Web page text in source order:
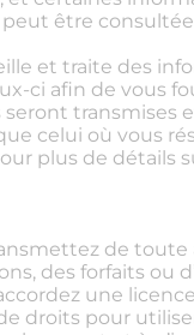
être consultée
et traite des
ci afin de vous
transmises
celui où vous
plus de détails
de
des forfaits ou
une
droits pour